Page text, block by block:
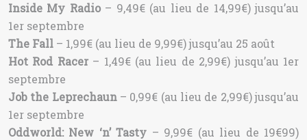
Inside My Radio– 9,49€ (au lieu de 14,99€) jusqu’au
1er septembre
The Fall – 1,99€ (au lieu de 9,99€) jusqu’au 25 août
Hot Rod Racer – 1,49€ (au lieu de 2,99€) jusqu’au 1er
septembre
Job the Leprechaun – 0,99€ (au lieu de 2,99€) jusqu’au
1er septembre
Oddworld: New ‘n’ Tasty – 9,99€ (au lieu de 19€99)